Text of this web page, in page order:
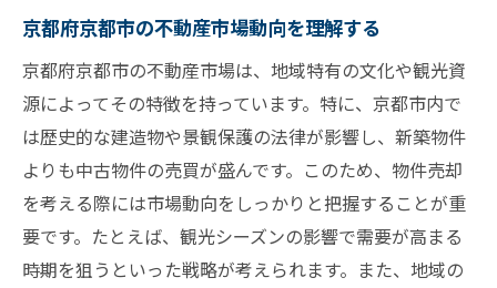
法律を遵守するための具体的なステップ
京都市の歴史的建造物保護条例について
法律違反を避けるための注意点
法律の変化が不動産売却に与える影響
不動産売却で知っておくべき京都の景観条例と
は
京都府京都市の不動産市場動向を理解する
京都府京都市の不動産市場は、地域特有の文化や観光資
源によってその特徴を持っています。特に、京都市内で
は歴史的な建造物や景観保護の法律が影響し、新築物件
よりも中古物件の売買が盛んです。このため、物件売却
を考える際には市場動向をしっかりと把握することが重
要です。たとえば、観光シーズンの影響で需要が高まる
時期を狙うといった戦略が考えられます。また、地域の